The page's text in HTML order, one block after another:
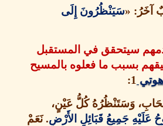
: سَيَنْظُرُونَ إِلَى
في المستقبل
ما فعلوه بالمسيح
:
كُلُّ عَيْنٍ،
جَمِيعُ قَبَائِلِ الأَرْضِ نَعَمْ